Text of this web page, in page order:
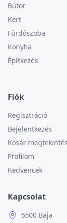
Bútor
Kert
Fürdőszoba
Konyha
Építkezés
Fiók
Regisztráció
Bejelentkezés
Kosár
Profilom
Kedvencek
Kapcsolat
6500 Baja